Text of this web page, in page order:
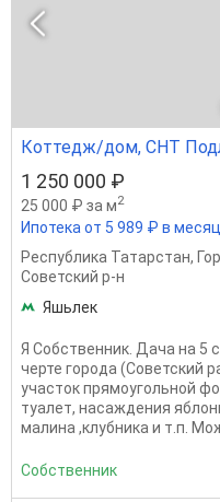
Коттедж/дом, СНТ
1 250 000 ₽
25 000 ₽ за м2
Ипотека от 5 989 ₽ в месяц
Республика Татарстан,
Советский р-н
Яшьлек
Я Собственник. Дача на 5
черте города (Советский
участок прямоугольной
туалет, насаждения
малина ,клубника и т.п.
Собственник